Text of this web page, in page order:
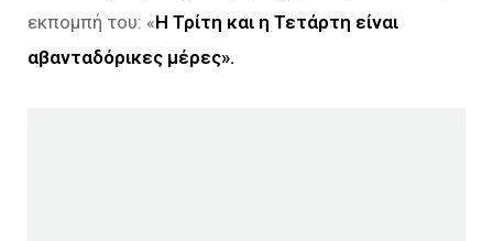
εκπομπή του: «Η Τρίτη και η Τετάρτη είναι
αβανταδόρικες μέρες».